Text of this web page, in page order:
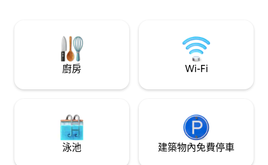
頭和船坡道 禁止吸煙的農場
最佳體驗！您一定
廚房 Wi-Fi
泳池 建築物內免費停車